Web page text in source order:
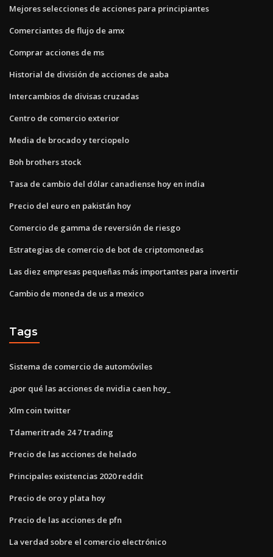
Mejores selecciones de acciones para principiantes
Comerciantes de flujo de amx
Comprar acciones de ms
Historial de división de acciones de aaba
Intercambios de divisas cruzadas
Centro de comercio exterior
Media de brocado y terciopelo
Boh brothers stock
Tasa de cambio del dólar canadiense hoy en india
Precio del euro en pakistán hoy
Comercio de gamma de reversión de riesgo
Estrategias de comercio de bot de criptomonedas
Las diez empresas pequeñas más importantes para invertir
Cambio de moneda de us a mexico
Tags
Sistema de comercio de automóviles
¿por qué las acciones de nvidia caen hoy_
Xlm coin twitter
Tdameritrade 24 7 trading
Precio de las acciones de helado
Principales existencias 2020 reddit
Precio de oro y plata hoy
Precio de las acciones de pfn
La verdad sobre el comercio electrónico